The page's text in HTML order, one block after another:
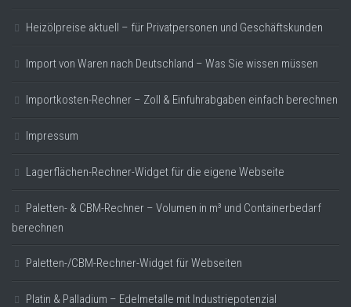
Heizölpreise aktuell – für Privatpersonen und Geschäftskunden
Import von Waren nach Deutschland – Was Sie wissen müssen
Importkosten-Rechner – Zoll & Einfuhrabgaben einfach berechnen
Impressum
Lagerflächen-Rechner-Widget für die eigene Webseite
Paletten- & CBM-Rechner – Volumen in m³ und Containerbedarf
berechnen
Paletten-/CBM-Rechner-Widget für Webseiten
Platin & Palladium – Edelmetalle mit Industriepotenzial